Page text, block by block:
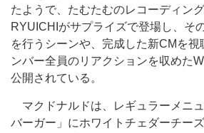
たようで、たむたむのレコーディン
RYUICHIがサプライズで登場し、そ
を行うシーンや、完成した新CMを視
ンバー全員のリアクションを収めた
公開されている。
マクドナルドは、レギュラーメニ
バーガー」にホワイトチェダーチー